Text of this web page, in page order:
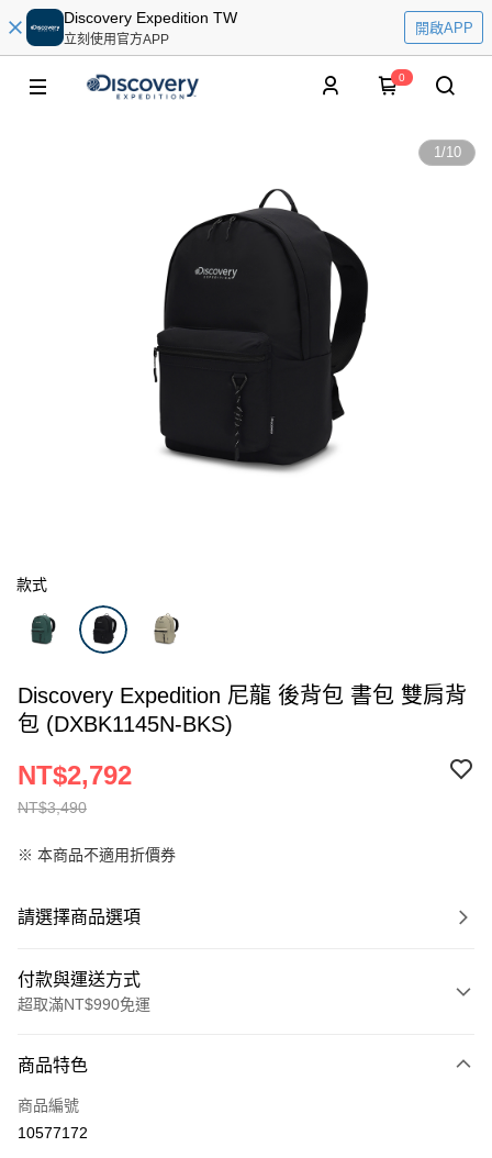
Discovery Expedition TW
立刻使用官方APP
開啟APP
0
1/10
款式
Discovery Expedition 尼龍 後背包 書包 雙肩背
包 (DXBK1145N-BKS)
NT$3,490
NT$2,792
※ 本商品不適用折價券
請選擇商品選項
付款與運送方式
超取滿NT$990免運
信用卡一次付款
超商取貨付款
商品特色
商品編號
10577172